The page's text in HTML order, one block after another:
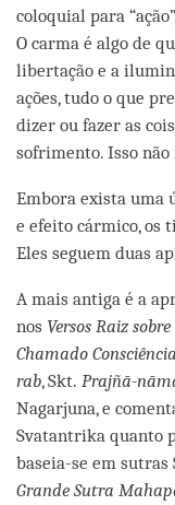
coloquial para
O carma é algo de
libertação e a
ações, tudo o que
dizer ou fazer as
sofrimento. Isso
Embora exista uma
e efeito cármico, os
Eles seguem duas
A mais antiga é a
nos Versos Raiz sobre
Chamado
rab, Skt. Prajñā-
Nagarjuna, e
Svatantrika quanto
baseia-se em sutras
Grande Sutra